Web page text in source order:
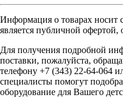
Информация о товарах носит
является публичной
Для получения подробной
поставки, пожалуйста,
телефону +7 (343) 22-64-064
специалисты помогут
оборудование для Вашего